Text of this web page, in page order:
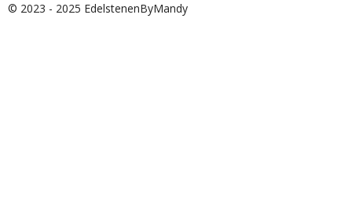
© 2023 - 2025 EdelstenenByMandy